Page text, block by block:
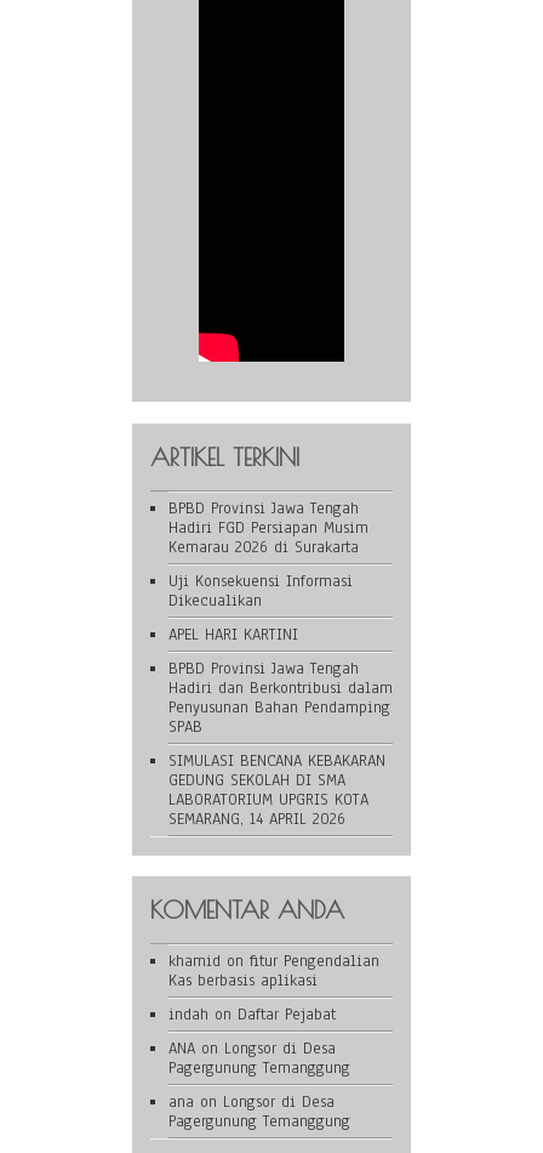
ARTIKEL TERKINI
BPBD Provinsi Jawa Tengah
Hadiri FGD Persiapan Musim
Kemarau 2026 di Surakarta
Uji Konsekuensi Informasi
Dikecualikan
APEL HARI KARTINI
BPBD Provinsi Jawa Tengah
Hadiri dan Berkontribusi dalam
Penyusunan Bahan Pendamping
SPAB
SIMULASI BENCANA KEBAKARAN
GEDUNG SEKOLAH DI SMA
LABORATORIUM UPGRIS KOTA
SEMARANG, 14 APRIL 2026
KOMENTAR ANDA
khamid on fitur Pengendalian
Kas berbasis aplikasi
indah on Daftar Pejabat
ANA on Longsor di Desa
Pagergunung Temanggung
ana on Longsor di Desa
Pagergunung Temanggung